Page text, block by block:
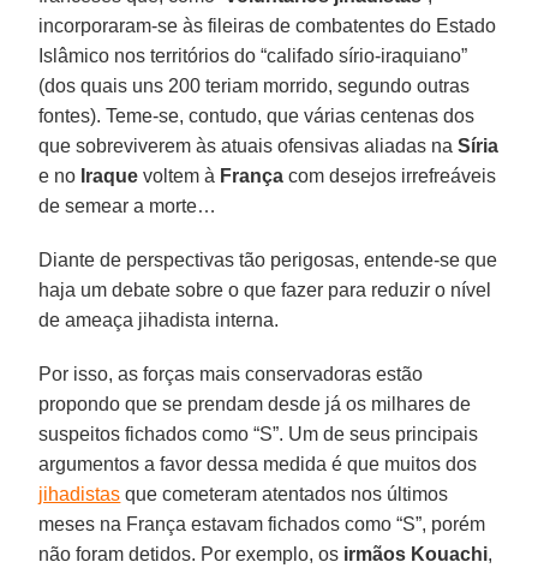
incorporaram-se às fileiras de combatentes do Estado
Islâmico nos territórios do “califado sírio-iraquiano”
(dos quais uns 200 teriam morrido, segundo outras
fontes). Teme-se, contudo, que várias centenas dos
que sobreviverem às atuais ofensivas aliadas naSíria
e no Iraque voltem à França com desejos irrefreáveis
de semear a morte…
Diante de perspectivas tão perigosas, entende-se que
haja um debate sobre o que fazer para reduzir o nível
de ameaça jihadista interna.
Por isso, as forças mais conservadoras estão
propondo que se prendam desde já os milhares de
suspeitos fichados como “S”. Um de seus principais
argumentos a favor dessa medida é que muitos dos
jihadistas que cometeram atentados nos últimos
meses na França estavam fichados como “S”, porém
não foram detidos. Por exemplo, os irmãos Kouachi,